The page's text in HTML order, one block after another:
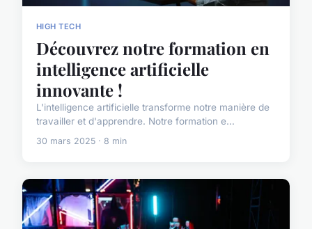
HIGH TECH
Découvrez notre formation en
intelligence artificielle
innovante !
L'intelligence artificielle transforme notre manière de
travailler et d'apprendre. Notre formation e...
30 mars 2025 · 8 min